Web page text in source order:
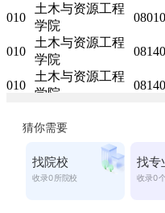
010
土木与资源工程
学院
010
土木与资源工程
学院
010
土木与资源工程
学院
学院
土木与资源工程
学院
土木与资源工程